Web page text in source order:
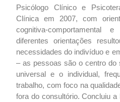
Psicólogo Clínico e
Clínica em 2007, com
cognitiva-comportamental
diferentes orientações
necessidades do indivíduo e
– as pessoas são o centro do
universal e o individual,
trabalho, com foco na
fora do consultório. Concluiu